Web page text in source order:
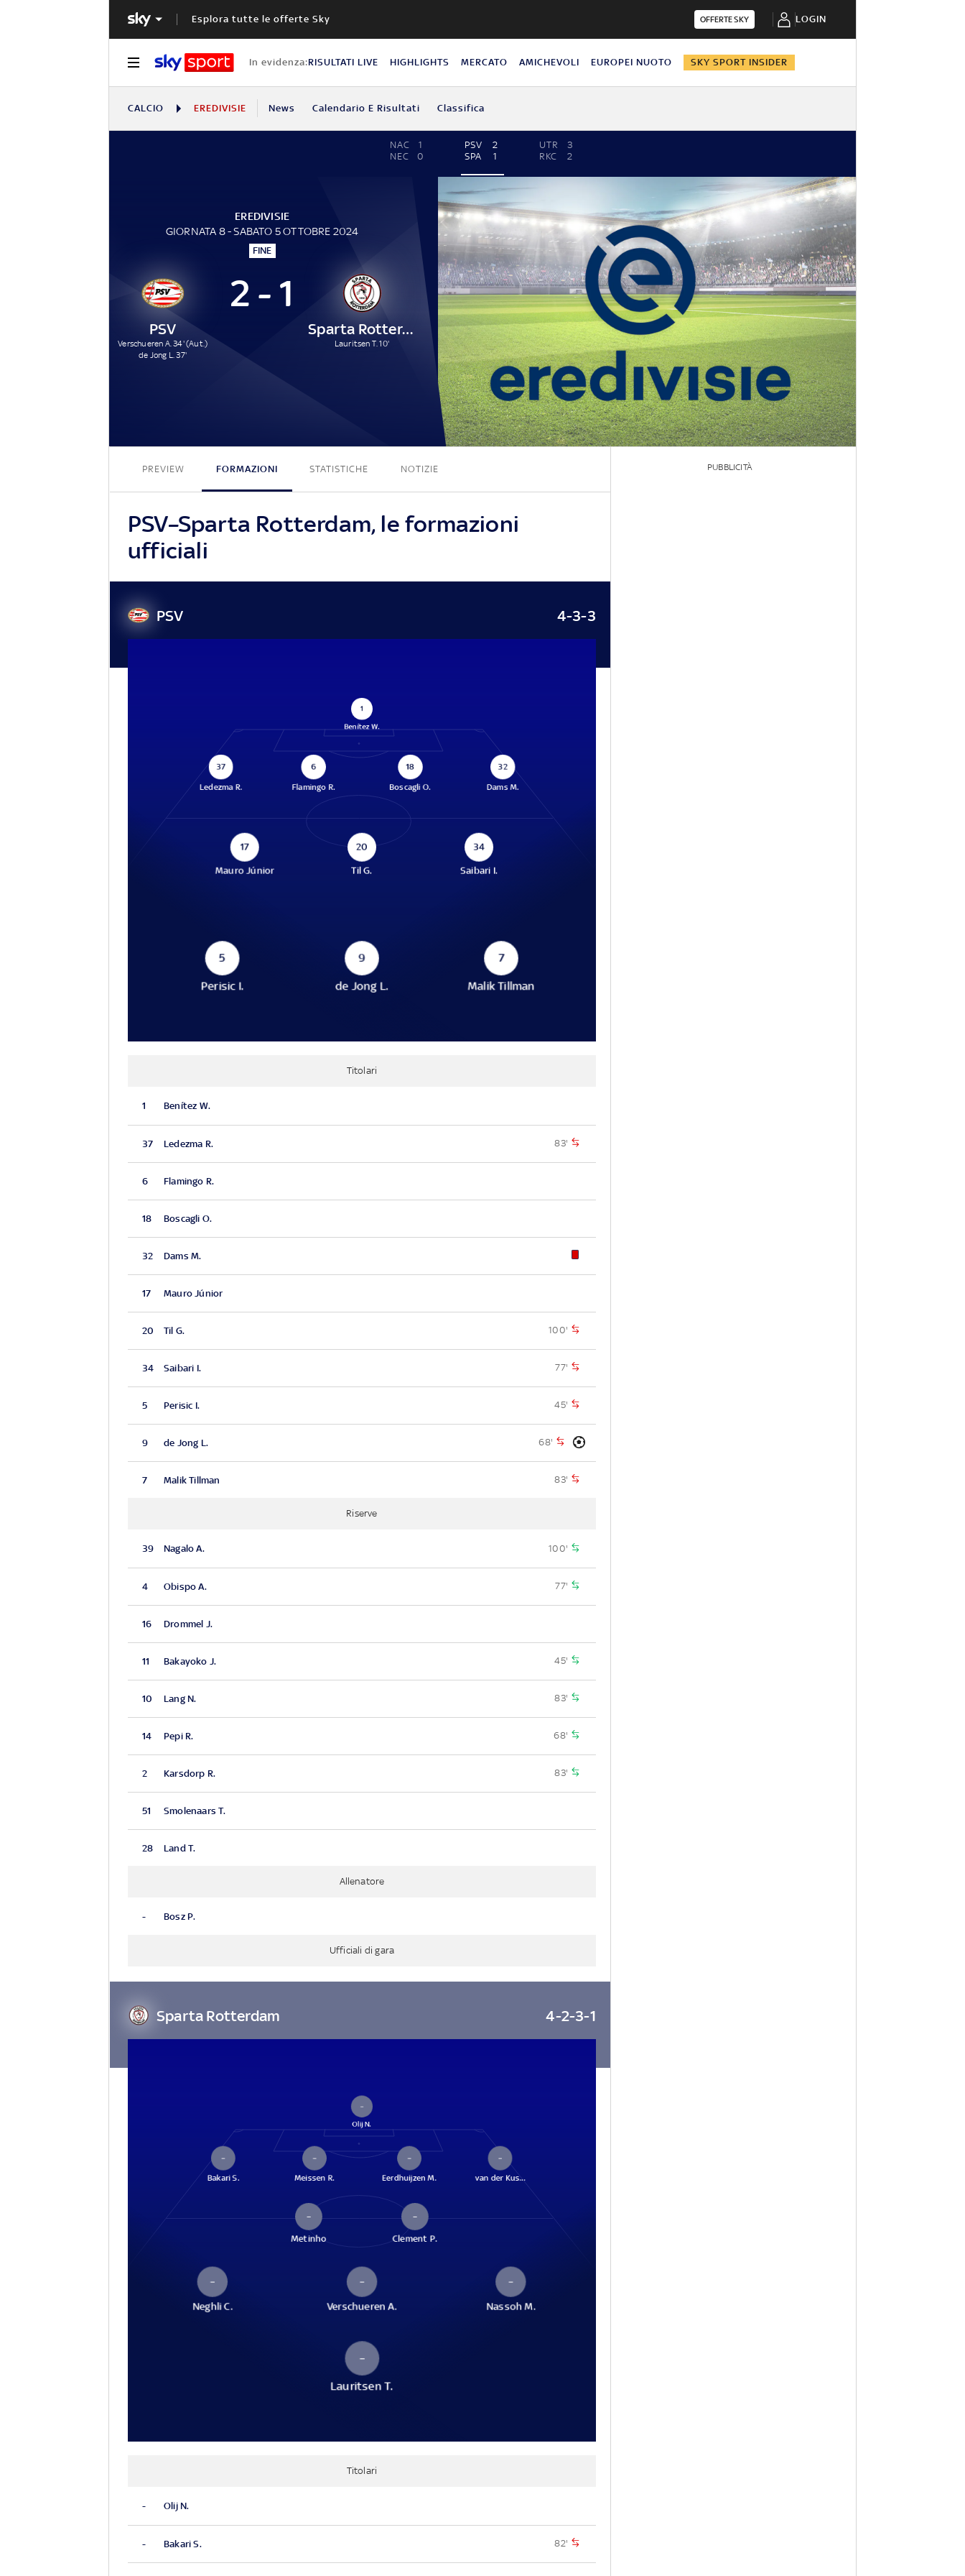
Esplora tutte le offerte Sky OFFERTE SKY LOGIN
In evidenza:RISULTATI LIVE HIGHLIGHTS MERCATO AMICHEVOLI EUROPEI NUOTO SKY SPORT INSIDER
CALCIO EREDIVISIE News Calendario E Risultati Classifica
NAC
1
NEC
0
PSV
2
SPA
1
UTR
3
RKC
2
EREDIVISIE
GIORNATA 8 - SABATO 5 OTTOBRE 2024
FINE
PSV
Verschueren A. 34' (Aut.)
de Jong L. 37'
2 - 1
Sparta Rotterdam
Lauritsen T. 10'
2 - 1
PREVIEW FORMAZIONI STATISTICHE NOTIZIE
PSV–Sparta Rotterdam, le formazioni
ufficiali
PSV 4-3-3
1
Benítez W.
37
Ledezma R.
6
Flamingo R.
18
Boscagli O.
32
Dams M.
17
Mauro Júnior
20
Til G.
34
Saibari I.
5
Perisic I.
9
de Jong L.
7
Malik Tillman
Titolari
1 Benítez W.
37 Ledezma R. 83'
6 Flamingo R.
18 Boscagli O.
32 Dams M.
17 Mauro Júnior
20 Til G. 100'
34 Saibari I. 77'
5 Perisic I. 45'
9 de Jong L. 68'
7 Malik Tillman 83'
Riserve
39 Nagalo A. 100'
4 Obispo A. 77'
16 Drommel J.
11 Bakayoko J. 45'
10 Lang N. 83'
14 Pepi R. 68'
2 Karsdorp R. 83'
51 Smolenaars T.
28 Land T.
Allenatore
- Bosz P.
Ufficiali di gara
Sparta Rotterdam 4-2-3-1
–
Olij N.
–
Bakari S.
–
Meissen R.
–
Eerdhuijzen M.
–
van der Kus...
–
Metinho
–
Clement P.
–
Neghli C.
–
Verschueren A.
–
Nassoh M.
–
Lauritsen T.
Titolari
- Olij N.
- Bakari S. 82'
PUBBLICITÀ